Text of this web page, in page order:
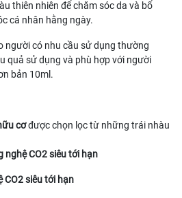
thiên nhiên để chăm sóc da và bổ
cá nhân hằng ngày.
người có nhu cầu sử dụng thường
quả sử dụng và phù hợp với người
bản 10ml.
cơđược chọn lọc từ những trái nhàu
nghệ CO2 siêu tới hạn
CO2 siêu tới hạn